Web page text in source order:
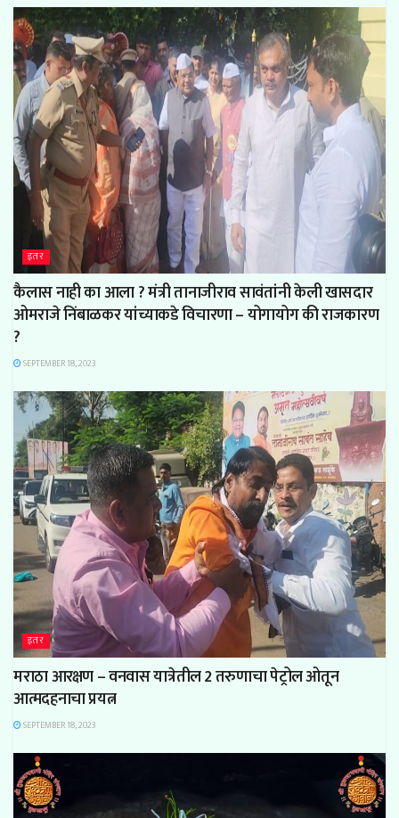
इतर
कैलास नाही का आला ? मंत्री तानाजीराव सावंतांनी केली खासदार
ओमराजे निंबाळकर यांच्याकडे विचारणा – योगायोग की राजकारण
?
SEPTEMBER 18, 2023
इतर
मराठा आरक्षण – वनवास यात्रेतील 2 तरुणाचा पेट्रोल ओतून
आत्मदहनाचा प्रयत्न
SEPTEMBER 18, 2023